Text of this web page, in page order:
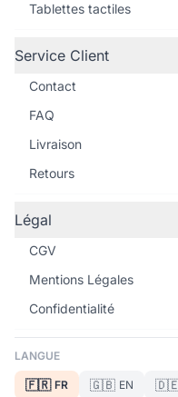
Tablettes tactiles
Service Client
Contact
FAQ
Livraison
Retours
Légal
CGV
Mentions Légales
Confidentialité
LANGUE
🇫🇷 FR 🇬🇧 EN